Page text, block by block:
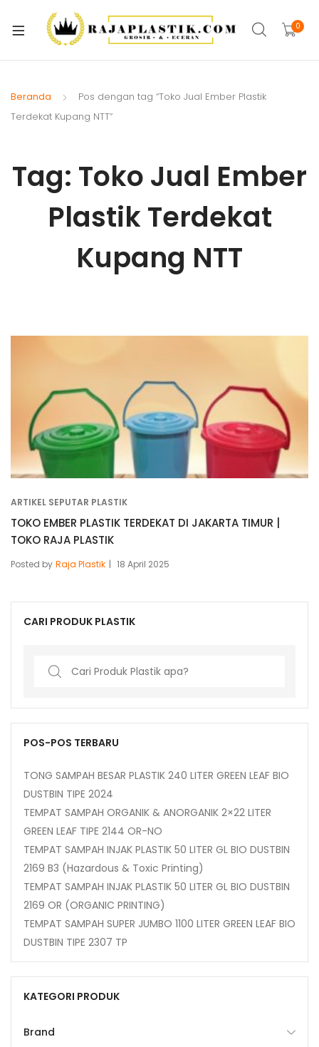
0
Beranda
Pos dengan tag “Toko Jual Ember Plastik
Terdekat Kupang NTT”
Tag: Toko Jual Ember
Plastik Terdekat
Kupang NTT
ARTIKEL SEPUTAR PLASTIK
TOKO EMBER PLASTIK TERDEKAT DI JAKARTA TIMUR |
TOKO RAJA PLASTIK
Posted by Raja Plastik 18 April 2025
CARI PRODUK PLASTIK
Search
POS-POS TERBARU
TONG SAMPAH BESAR PLASTIK 240 LITER GREEN LEAF BIO
DUSTBIN TIPE 2024
TEMPAT SAMPAH ORGANIK & ANORGANIK 2×22 LITER
GREEN LEAF TIPE 2144 OR-NO
TEMPAT SAMPAH INJAK PLASTIK 50 LITER GL BIO DUSTBIN
2169 B3 (Hazardous & Toxic Printing)
TEMPAT SAMPAH INJAK PLASTIK 50 LITER GL BIO DUSTBIN
2169 OR (ORGANIC PRINTING)
TEMPAT SAMPAH SUPER JUMBO 1100 LITER GREEN LEAF BIO
DUSTBIN TIPE 2307 TP
KATEGORI PRODUK
Brand